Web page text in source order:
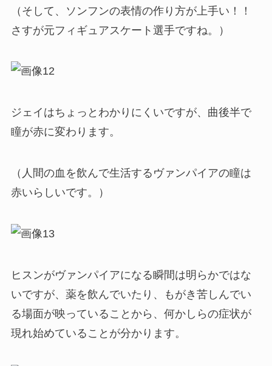
（そして、ソンフンの表情の作り方が上手い！！
さすが元フィギュアスケート選手ですね。）
ジェイはちょっとわかりにくいですが、曲後半で
瞳が赤に変わります。
（人間の血を飲んで生活するヴァンパイアの瞳は
赤いらしいです。）
ヒスンがヴァンパイアになる瞬間は明らかではな
いですが、薬を飲んでいたり、もがき苦しんでい
る場面が映っていることから、何かしらの症状が
現れ始めていることが分かります。